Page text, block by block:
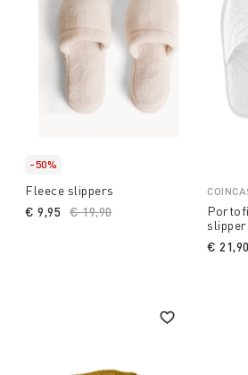
-50%
Fleece slippers
Price reduced from
€ 19,90to
€ 9,95
€ 21,90